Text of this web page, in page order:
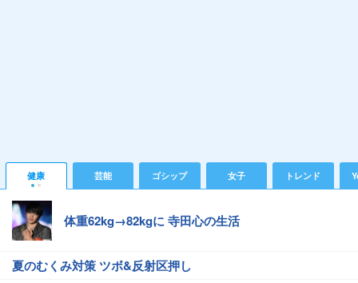
健康 芸能 ゴシップ 女子 トレンド
体重62kg→82kgに 寺田心の生活
夏のむくみ対策 ツボ&反射区押し